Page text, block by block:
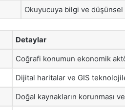
Okuyucuya bilgi ve
Detaylar
Coğrafi konumun ekonomik
Dijital haritalar ve GIS
Doğal kaynakların korunması